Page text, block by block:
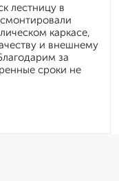
лестницу в
каркасе,
и внешнему
за
сроки не